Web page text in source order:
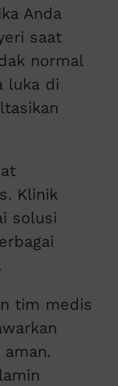
Anda
saat
normal
luka di
Klinik
solusi
tim medis